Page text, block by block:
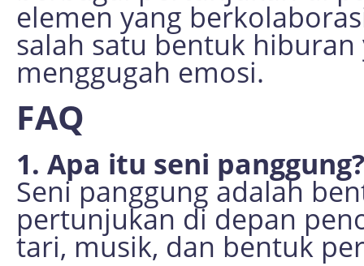
elemen yang
salah satu bentuk
menggugah emosi.
FAQ
1. Apa itu seni panggung?
Seni panggung adalah
pertunjukan di depan
tari, musik, dan bentuk